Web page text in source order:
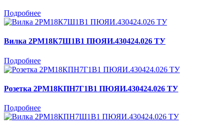
Подробнее
Вилка 2РМ18К7Ш1В1 ПЮЯИ.430424.026 ТУ
Подробнее
Розетка 2РМ18КПН7Г1В1 ПЮЯИ.430424.026 ТУ
Подробнее